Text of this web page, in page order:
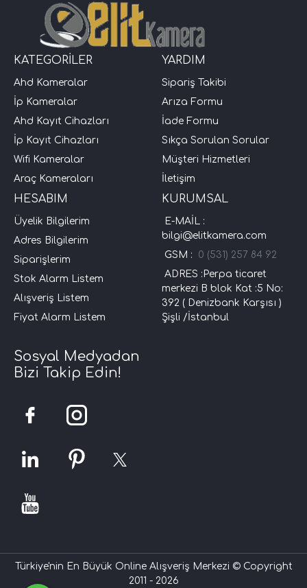
KATEGORİLER
Ahd Kameralar
İp Kameralar
Ahd Kayıt Cihazları
İp Kayıt Cihazları
Wifi Kameralar
Araç Kameraları
YARDIM
Sipariş Takibi
Arıza Formu
İade Formu
Sıkça Sorulan Sorular
Müşteri Hizmetleri
İletişim
HESABIM
Üyelik Bilgilerim
Adres Bilgilerim
Siparişlerim
Stok Alarm Listem
Alışveriş Listem
Fiyat Alarm Listem
KURUMSAL
E-MAİL :
bilgi@elitkamera.com
GSM : 0 (531) 257 84 92
ADRES :Perpa ticaret
merkezi B blok Kat :5 No:
392 ( Denizbank Karşısı )
Şişli /İstanbul
Sosyal Medyadan
Bizi Takip Edin!
Türkiye'nin En Büyük Online Alışveriş Merkezi © Copyright
2011 - 2026